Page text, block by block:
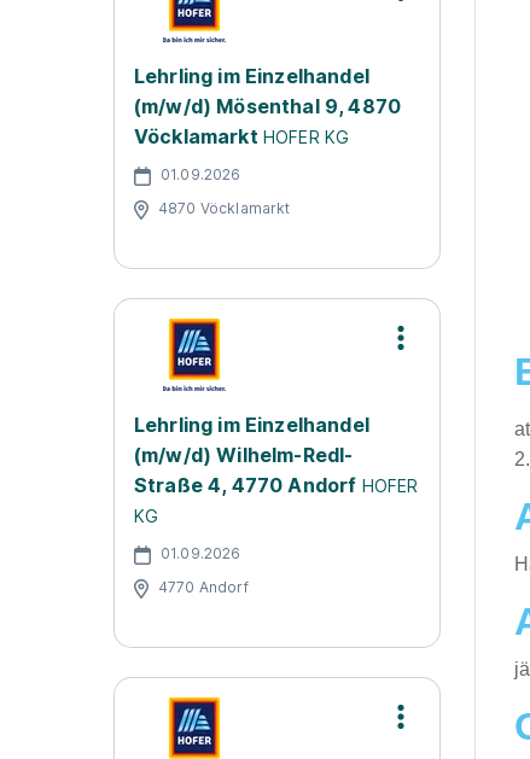
Lehrling im Einzelhandel
(m/w/d) Mösenthal 9, 4870
Vöcklamarkt HOFER KG
01.09.2026
4870 Vöcklamarkt
Lehrling im Einzelhandel
(m/w/d) Wilhelm-Redl-
Straße 4, 4770 Andorf HOFER
KG
01.09.2026
4770 Andorf